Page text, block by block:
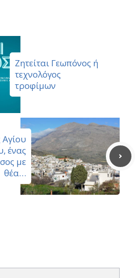
Ζητείται Γεωπόνος ή
τεχνολόγος
τροφίμων
ένας
με
θέα…